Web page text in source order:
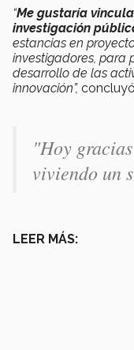
“Me gustaría
investigación
estancias en
investigadores, para
desarrollo de las
innovación”,
"Hoy
viviendo un
LEER MÁS: